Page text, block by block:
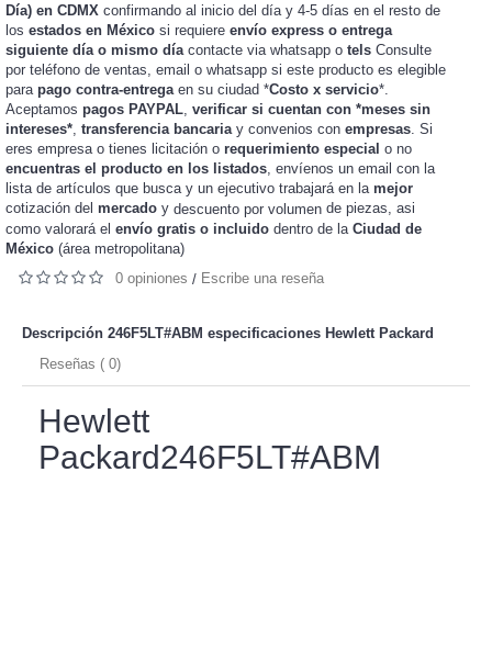
Día) en CDMX confirmando al inicio del día y 4-5 días en el resto de
los estados en México si requiere envío express o entrega
siguiente día o mismo día contacte via whatsapp o tels Consulte
por teléfono de ventas, email o whatsapp si este producto es elegible
para pago contra-entrega en su ciudad *Costo x servicio*.
Aceptamos pagos PAYPAL verificar si cuentan con *meses sin
intereses* transferencia bancaria y convenios con empresas . Si
eres empresa o tienes licitación o requerimiento especial o no
encuentras el producto en los listados, envíenos un email con la
lista de artículos que busca y un ejecutivo trabajará en la mejor
cotización del mercado y descuento por volumen de piezas, asi
como valorará el envío gratis o incluido dentro de la Ciudad de
México (área metropolitana)
0 opiniones / Escribe una reseña
Descripción 246F5LT#ABM especificaciones Hewlett Packard
Reseñas ( 0)
Hewlett
Packard246F5LT#ABM